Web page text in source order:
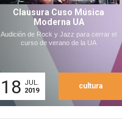
Clausura Cuso Música
Moderna UA
Audición de Rock y Jazz para cerrar el
curso de verano de la UA
18 JUL.
2019
cultura